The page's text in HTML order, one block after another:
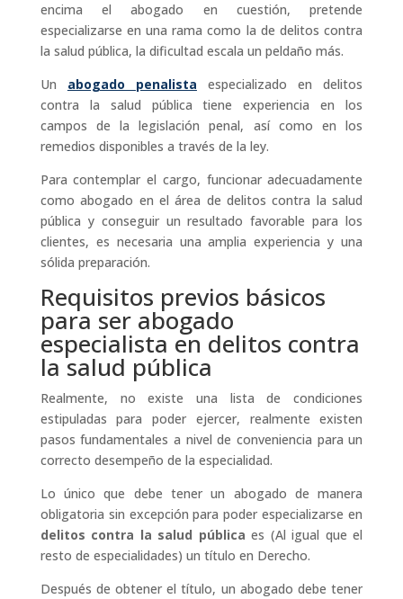
encima el abogado en cuestión, pretende
especializarse en una rama como la de delitos contra
la salud pública, la dificultad escala un peldaño más.
Un abogado penalista especializado en delitos
contra la salud pública tiene experiencia en los
campos de la legislación penal, así como en los
remedios disponibles a través de la ley.
Para contemplar el cargo, funcionar adecuadamente
como abogado en el área de delitos contra la salud
pública y conseguir un resultado favorable para los
clientes, es necesaria una amplia experiencia y una
sólida preparación.
Requisitos previos básicos
para ser abogado
especialista en delitos contra
la salud pública
Realmente, no existe una lista de condiciones
estipuladas para poder ejercer, realmente existen
pasos fundamentales a nivel de conveniencia para un
correcto desempeño de la especialidad.
Lo único que debe tener un abogado de manera
obligatoria sin excepción para poder especializarse en
delitos contra la salud públicaes (Al igual que el
resto de especialidades) un título en Derecho.
Después de obtener el título, un abogado debe tener